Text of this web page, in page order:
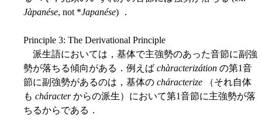
Jàpanése, not *Japanése) ．
Principle 3: The Derivational Principle
派生語においては，基体で主強勢のあった音節に副強
勢が落ちる傾向がある．例えば chàracterizátion の第1音
節に副強勢があるのは，基体の cháracterize （それ自体
も cháracterからの派生）において第1音節に主強勢が落
ちるからである．